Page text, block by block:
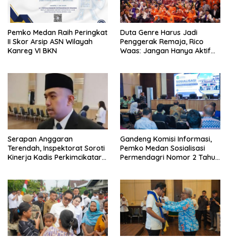
Pemko Medan Raih Peringkat
II Skor Arsip ASN Wilayah
Kanreg VI BKN
Duta Genre Harus Jadi
Penggerak Remaja, Rico
Waas: Jangan Hanya Aktif
Serapan Anggaran
Terendah, Inspektorat Soroti
Kinerja Kadis Perkimcikataru
Gandeng Komisi Informasi,
Pemko Medan Sosialisasi
Permendagri Nomor 2 Tahun